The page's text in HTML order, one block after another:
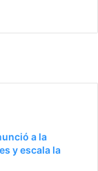
a la
y escala la